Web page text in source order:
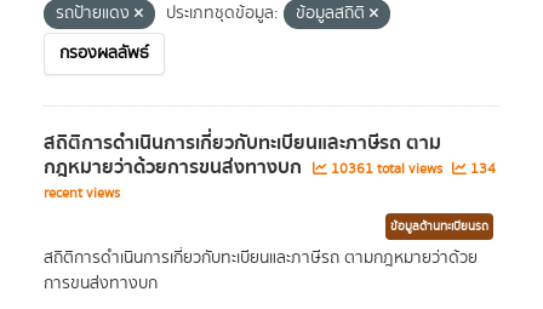
รถป้ายแดง
ประเภทชุดข้อมูล:
ข้อมูลสถิติ
กรองผลลัพธ์
สถิติการดำเนินการเกี่ยวกับทะเบียนและภาษีรถ ตาม
กฎหมายว่าด้วยการขนส่งทางบก 10361 total views
134
recent views
ข้อมูลด้านทะเบียนรถ
สถิติการดำเนินการเกี่ยวกับทะเบียนและภาษีรถ ตามกฎหมายว่าด้วย
การขนส่งทางบก